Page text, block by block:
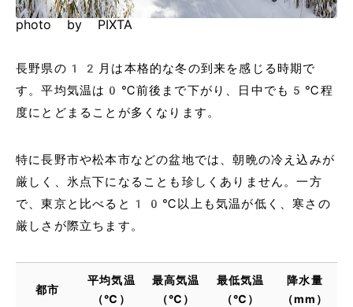
photo by PIXTA
長野県の12月は本格的な冬の到来を感じる時期で
す。平均気温は0℃前後まで下がり、日中でも5℃程
度にとどまることが多くなります。
特に長野市や松本市などの盆地では、朝晩の冷え込みが
厳しく、氷点下になることも珍しくありません。一方
で、東京と比べると10℃以上も気温が低く、寒さの
厳しさが際立ちます。
都市
平均気温
（℃）
最高気温
（℃）
最低気温
（℃）
降水量
（mm）